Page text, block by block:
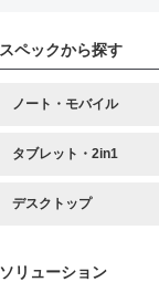
スペックから探す
ノート・モバイル
タブレット・2in1
デスクトップ
ソリューション